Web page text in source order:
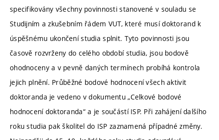
specifikovány všechny povinnosti stanovené v souladu se
Studijním a zkušebním řádem VUT, které musí doktorand k
úspěšnému ukončení studia splnit. Tyto povinnosti jsou
časově rozvrženy do celého období studia, jsou bodově
ohodnoceny a v pevně daných termínech probíhá kontrola
jejich plnění. Průběžné bodové hodnocení všech aktivit
doktoranda je vedeno v dokumentu „Celkové bodové
hodnocení doktoranda“ a je součástí ISP. Při zahájení dalšího
roku studia pak školitel do ISP zaznamená případné změny.